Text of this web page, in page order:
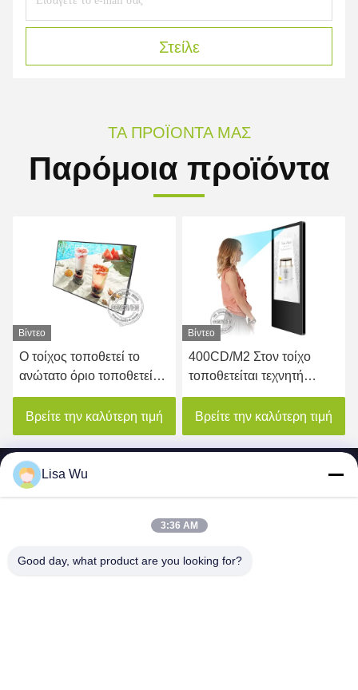
Στείλε
ΤΑ ΠΡΟΪΌΝΤΑ ΜΑΣ
Παρόμοια προϊόντα
Βίντεο
400CD/M2 Στον τοίχο
τοποθετείται τεχνητή
νοημοσύνη αναγνώριση
προσώπου LCD
διαφήμιση ψηφιακή
σήμανση οθόνης
ανελκυστήρα
Βρείτε την καλύτερη τιμή
450 νιτ LCD διαφημιστική
οθόνη τοιχώματος
ψηφιακή αφίσα
Βρείτε την καλύτερη τιμή
LTD.
Lisa Wu
3:36 AM
Good day, what product are you looking for?